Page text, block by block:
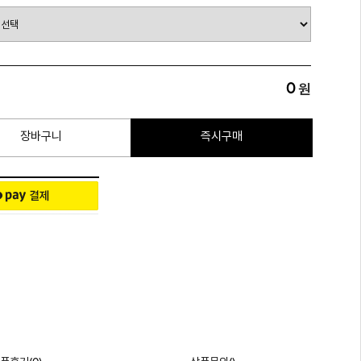
0원
장바구니 즉시구매